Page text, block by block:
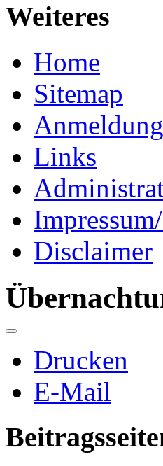
Weiteres
Home
Sitemap
Anmeldung
Links
Disclaimer
Drucken
E-Mail